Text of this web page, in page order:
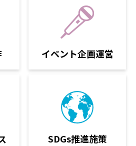
イベント企画運営
SDGs推進施策